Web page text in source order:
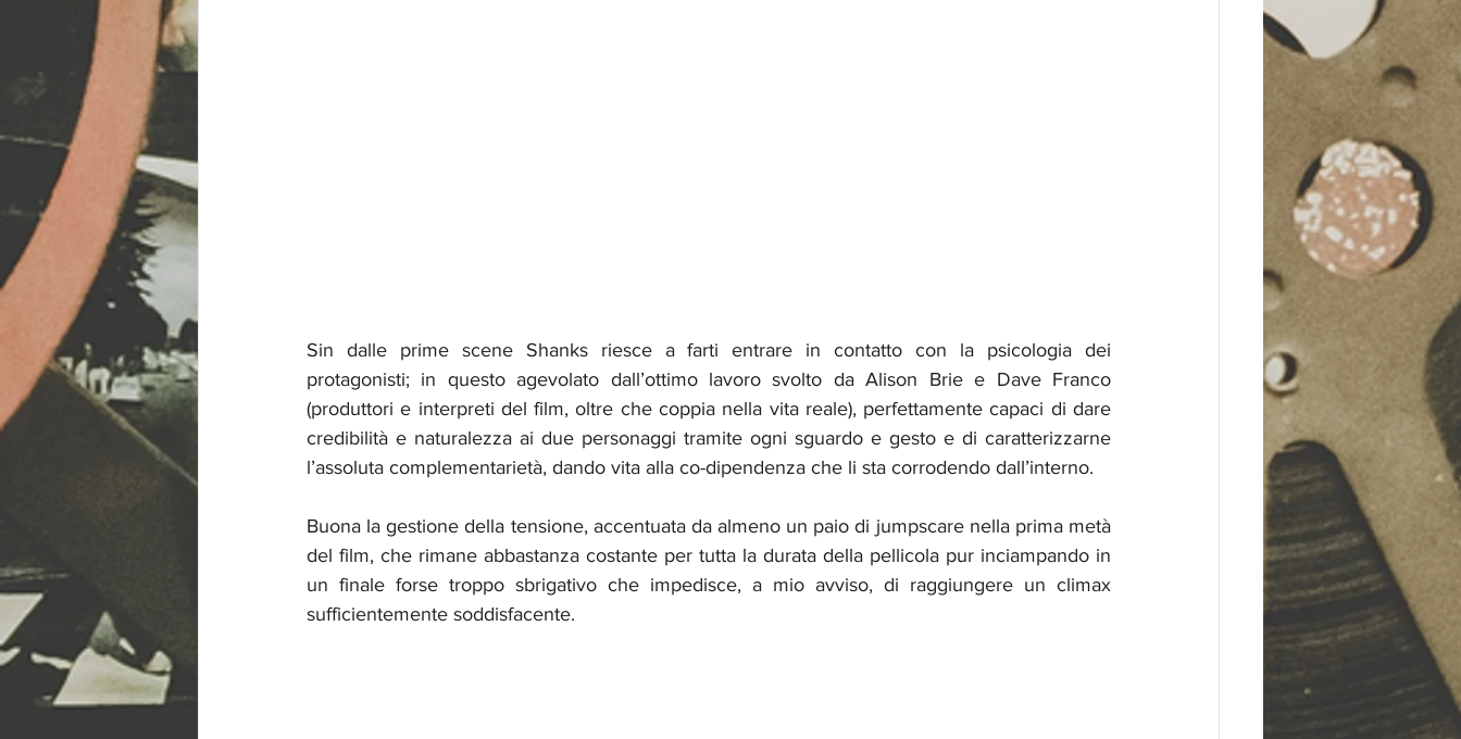
Sin dalle prime scene Shanks riesce a farti entrare in contatto con la psicologia dei
protagonisti; in questo agevolato dall’ottimo lavoro svolto da Alison Brie e Dave Franco
(produttori e interpreti del film, oltre che coppia nella vita reale), perfettamente capaci di dare
credibilità e naturalezza ai due personaggi tramite ogni sguardo e gesto e di caratterizzarne
l’assoluta complementarietà, dando vita alla co-dipendenza che li sta corrodendo dall’interno.
Buona la gestione della tensione, accentuata da almeno un paio di jumpscare nella prima metà
del film, che rimane abbastanza costante per tutta la durata della pellicola pur inciampando in
un finale forse troppo sbrigativo che impedisce, a mio avviso, di raggiungere un climax
sufficientemente soddisfacente.